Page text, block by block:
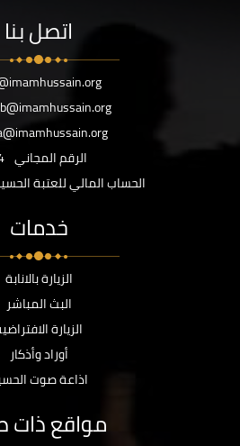
اتصل بنا
الرقم المجاني
الحساب المالي للعتبة
خدمات
الزيارة بالانابة
البث المباشر
الزيارة
أوراد وأذكار
اذاعة صوت
مواقع ذات